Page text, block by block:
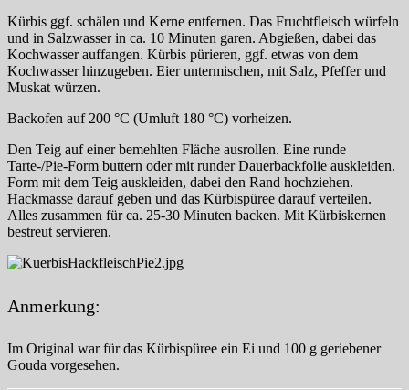
Kürbis ggf. schälen und Kerne entfernen. Das Fruchtfleisch würfeln
und in Salzwasser in ca. 10 Minuten garen. Abgießen, dabei das
Kochwasser auffangen. Kürbis pürieren, ggf. etwas von dem
Kochwasser hinzugeben. Eier untermischen, mit Salz, Pfeffer und
Muskat würzen.
Backofen auf 200 °C (Umluft 180 °C) vorheizen.
Den Teig auf einer bemehlten Fläche ausrollen. Eine runde
Tarte-/Pie-Form buttern oder mit runder Dauerbackfolie auskleiden.
Form mit dem Teig auskleiden, dabei den Rand hochziehen.
Hackmasse darauf geben und das Kürbispüree darauf verteilen.
Alles zusammen für ca. 25-30 Minuten backen. Mit Kürbiskernen
bestreut servieren.
Anmerkung:
Im Original war für das Kürbispüree ein Ei und 100 g geriebener
Gouda vorgesehen.